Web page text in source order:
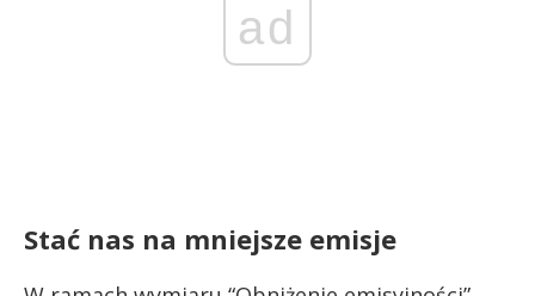
ad
Stać nas na mniejsze emisje